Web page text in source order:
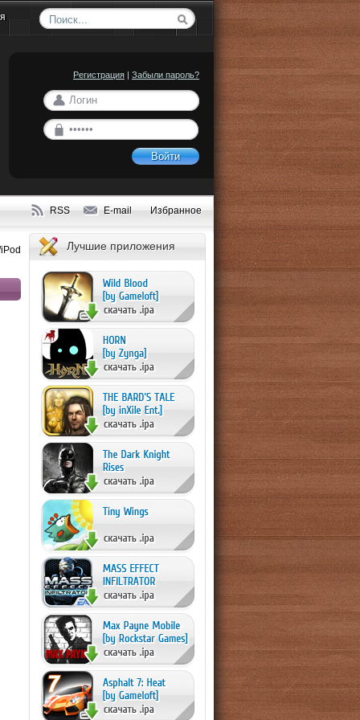
Регистрация | Забыли пароль?
Войти
RSS E-mail Избранное
Лучшие приложения